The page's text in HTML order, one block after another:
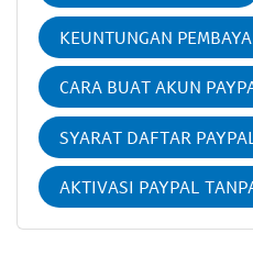
KEUNTUNGAN
CARA BUAT AKUN
SYARAT DAFTAR PAYPAL
AKTIVASI PAYPAL